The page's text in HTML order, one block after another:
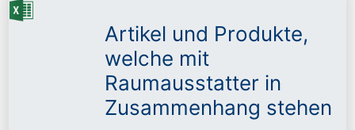
Artikel und Produkte,
welche mit
Raumausstatter in
Zusammenhang stehen